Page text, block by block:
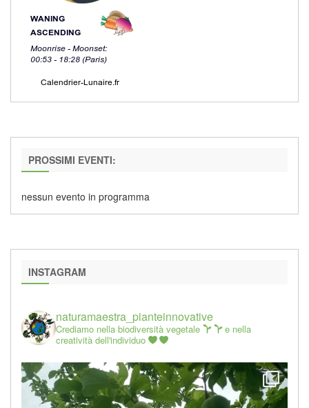
PROSSIMI EVENTI:
nessun evento in programma
INSTAGRAM
naturamaestra_pianteinnovative
Crediamo nella biodiversità vegetale
e nella
creatività dell'individuo